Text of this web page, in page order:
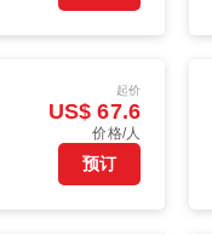
起价
US$ 67.6
价格/人
预订